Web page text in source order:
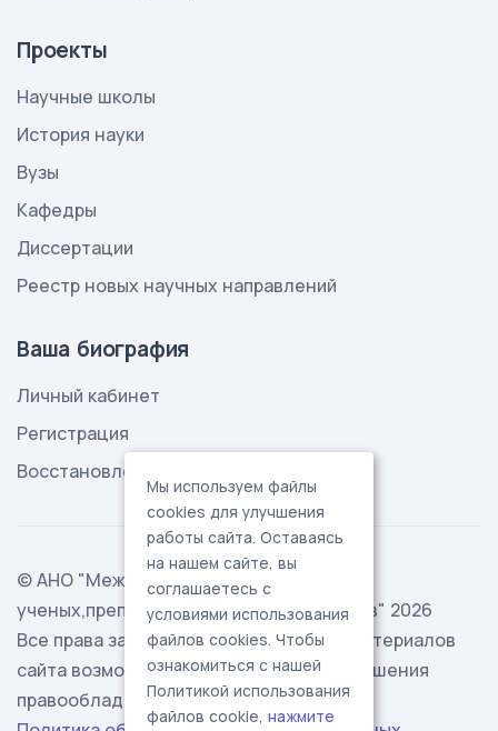
Проекты
Научные школы
История науки
Вузы
Кафедры
Диссертации
Реестр новых научных направлений
Ваша биография
Личный кабинет
Регистрация
Восстановление пароля
© АНО "Международная ассоциация
ученых,преподавателей и специалистов" 2026
Все права защищены. Использование материалов
сайта возможно исключительно с разрешения
правообладателя.
Мы используем файлы
cookies для улучшения
работы сайта. Оставаясь
на нашем сайте, вы
соглашаетесь с
условиями использования
файлов cookies. Чтобы
ознакомиться с нашей
Политикой использования
файлов cookie, нажмите